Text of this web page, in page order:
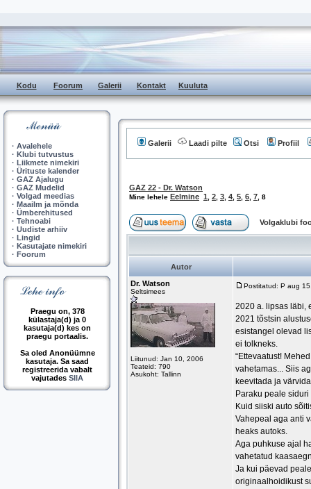
Kodu Foorum Galerii Kontakt Kuuluta
· Avalehele
· Klubi tutvustus
· Liikmete nimekiri
· Ürituste kalender
· GAZ Ajalugu
· GAZ Mudelid
· Volgad meedias
· Maailm ja mõnda
· Ümberehitused
· Tehnoabi
· Uudiste arhiiv
· Lingid
· Kasutajate nimekiri
· Foorum
Praegu on, 378
külastaja(d) ja 0
kasutaja(d) kes on
praegu portaalis.
Sa oled Anonüümne
kasutaja. Sa saad
registreerida vabalt
vajutades SIIA
Galerii Laadi pilte Otsi Profiil
GAZ 22 - Dr. Watson
Mine lehele Eelmine 1 2 3 4 5 6 7 8
Volgaklubi
Autor
Dr. Watson
Seltsimees
Liitunud: Jan 10, 2006
Teateid: 790
Asukoht: Tallinn
Postitatud: P aug
2020 a. lipsas läbi,
2021 tõstsin
esistangel olevad
ei tolkneks.
“Ettevaatust!
vahetamas... Siis
keevitada ja
Paraku peale
Kuid siiski auto
Vahepeal aga anti
heaks autoks.
Aga puhkuse ajal
vahetatud
Ja kui päevad
originaalhoidikust